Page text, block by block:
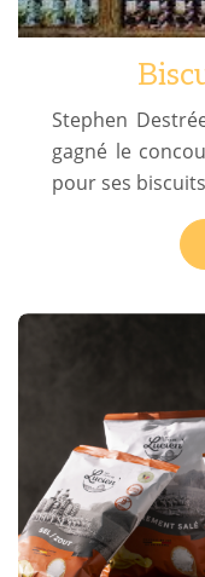
Stephen
gagné le
pour ses